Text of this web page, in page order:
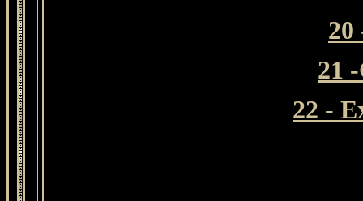
20
21
22 -